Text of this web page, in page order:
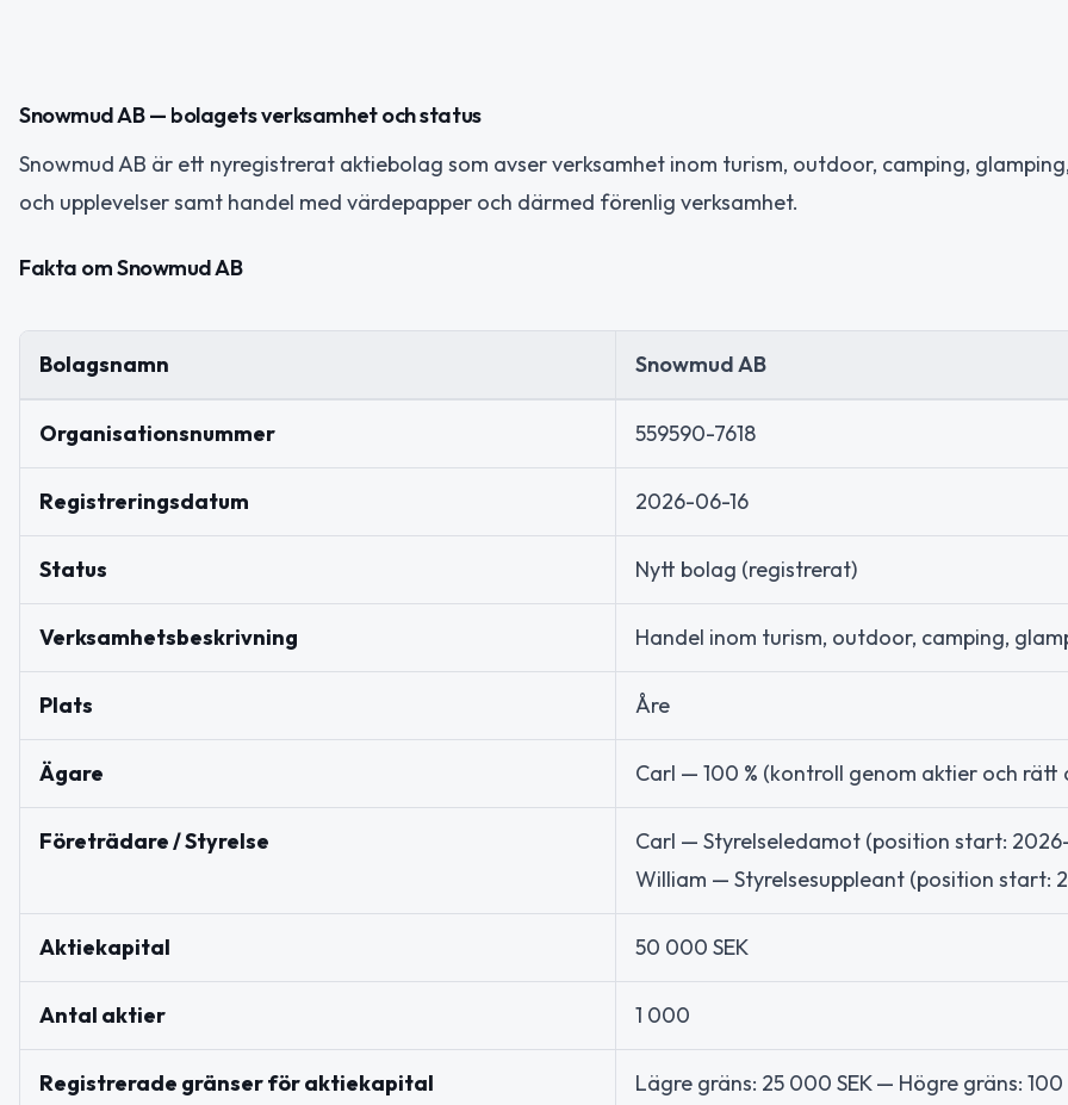
Snowmud AB — bolagets verksamhet och status
Snowmud AB är ett nyregistrerat aktiebolag som avser verksamhet inom turism, outdoor, camping,
och upplevelser samt handel med värdepapper och därmed förenlig verksamhet.
Fakta om Snowmud AB
Bolagsnamn Snowmud AB
Organisationsnummer 559590-7618
Registreringsdatum 2026-06-16
Status Nytt bolag (registrerat)
Verksamhetsbeskrivning Handel inom turism, outdoor, camping,
Plats Åre
Ägare Carl — 100 % (kontroll genom aktier och
Företrädare / Styrelse
Carl — Styrelseledamot (position start:
William — Styrelsesuppleant (position start:
Aktiekapital 50 000 SEK
Antal aktier 1 000
Registrerade gränser för aktiekapital
Lägre gräns: 25 000 SEK — Högre gräns: